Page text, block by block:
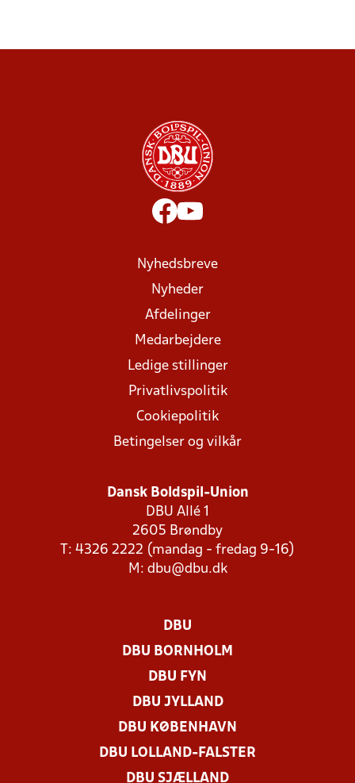
Nyhedsbreve
Nyheder
Afdelinger
Medarbejdere
Ledige stillinger
Privatlivspolitik
Cookiepolitik
Betingelser og vilkår
Dansk Boldspil-Union
DBU Allé 1
2605 Brøndby
T: 4326 2222 (mandag - fredag 9-16)
M: dbu@dbu.dk
DBU
DBU BORNHOLM
DBU FYN
DBU JYLLAND
DBU KØBENHAVN
DBU LOLLAND-FALSTER
DBU SJÆLLAND